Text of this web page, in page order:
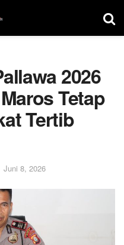
2026
Tetap
Tertib
Juni 8, 2026